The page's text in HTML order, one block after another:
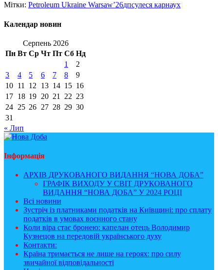
Мітки: Petroleum Ukraine Warsaw’26дпсулеся карнаух
Календар новин
Серпень 2026
Пн Вт Ср Чт Пт Сб Нд
1
2
3
4 5 6 7 8
9
10 11 12 13 14 15 16
17 18 19 20 21 22 23
24 25 26 27 28 29 30
31
« Лип
Інформація
АРХІВ ДРУКОВАНОГО ВИДАННЯ “НОВА ДОБА”
ГРАФІК ВИХОДУ У СВІТ ДРУКОВАНОГО
ВИДАННЯ “НОВА ДОБА” У 2024 РОЦІ
Всі новини
Зустріч із платниками податків на Київщині: про сплату
податків в умовах воєнного стану
Коли віра стає бронею: капелан отець Володимир
Кузнецов на передовій українського духу
Контакти:
Країна тримається не лише на героях: про силу
звичайної відповідальності